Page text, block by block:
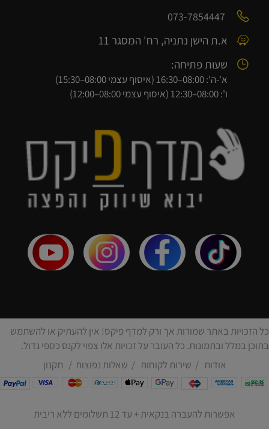
073-7854447
א.ת הישן נתניה, רח' המסגר 11
שעות פתיחה:
א'-ה': 08:00–16:30 (איסוף עצמי 08:00–15:30)
ו': 08:00–12:30 (איסוף עצמי 08:00–12:00)
כל הזכויות באתר שמורות אך ורק למדף פיקס! אין להעתיק או להשתמש
בתוכן במלל ובתמונות. כל העובר על זכויות אלו צפוי לקנס כספי גדול.
אודות / שירות לקוחות / שאלות נפוצות / תקנון
אפשרות להעברה בנקאית + עד 12 תשלומים ללא ריבית